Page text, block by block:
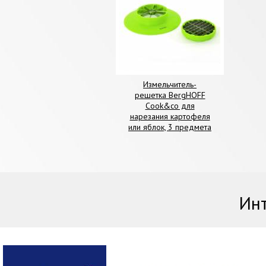
Измельчитель-
решетка BergHOFF
Сооk&co для
нарезания картофеля
или яблок, 3 предмета